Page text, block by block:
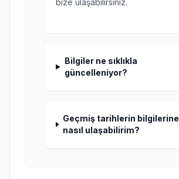
bize ulaşabilirsiniz.
Bilgiler ne sıklıkla
güncelleniyor?
Geçmiş tarihlerin bilgilerine
nasıl ulaşabilirim?